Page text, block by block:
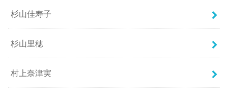
杉山佳寿子
杉山里穂
村上奈津実